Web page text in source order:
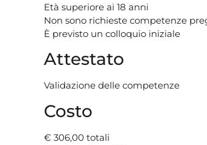
Età superiore ai 18 anni
Non sono richieste competenze
È previsto un colloquio iniziale
Attestato
Validazione delle competenze
Costo
€ 306,00 totali